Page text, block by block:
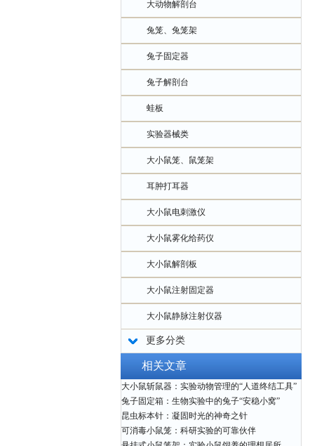
大动物解剖台
兔笼、兔笼架
兔子固定器
兔子解剖台
蛙板
实验器械类
大小鼠笼、鼠笼架
耳肿打耳器
大小鼠电刺激仪
大小鼠雾化给药仪
大小鼠解剖板
大小鼠注射固定器
大小鼠静脉注射仪器
更多分类
相关文章
大小鼠斩鼠器：实验动物管理的“人道终结工具”
兔子固定箱：生物实验中的兔子“安稳小窝”
昆虫标本针：凝固时光的神奇之针
可消毒小鼠笼：科研实验的可靠伙伴